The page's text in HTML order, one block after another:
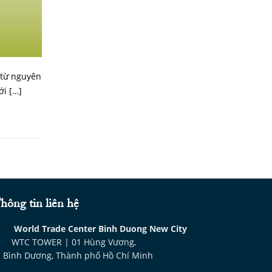
nguyên
[…]
tin liên hệ
World Trade Center Binh Duong New City
WTC TOWER | 01 Hùng Vương,
Bình Dương, Thành phố Hồ Chí Minh